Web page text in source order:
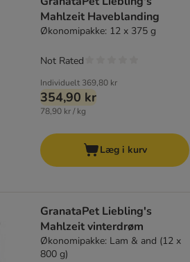
Mahlzeit Haveblanding
Økonomipakke: 12 x 375 g
Individuelt 369,80 kr
354,90 kr
78,90 kr / kg
Not Rated
Læg i kurv
GranataPet Liebling's
Mahlzeit vinterdrøm
Økonomipakke: Lam & and (12 x
800 g)